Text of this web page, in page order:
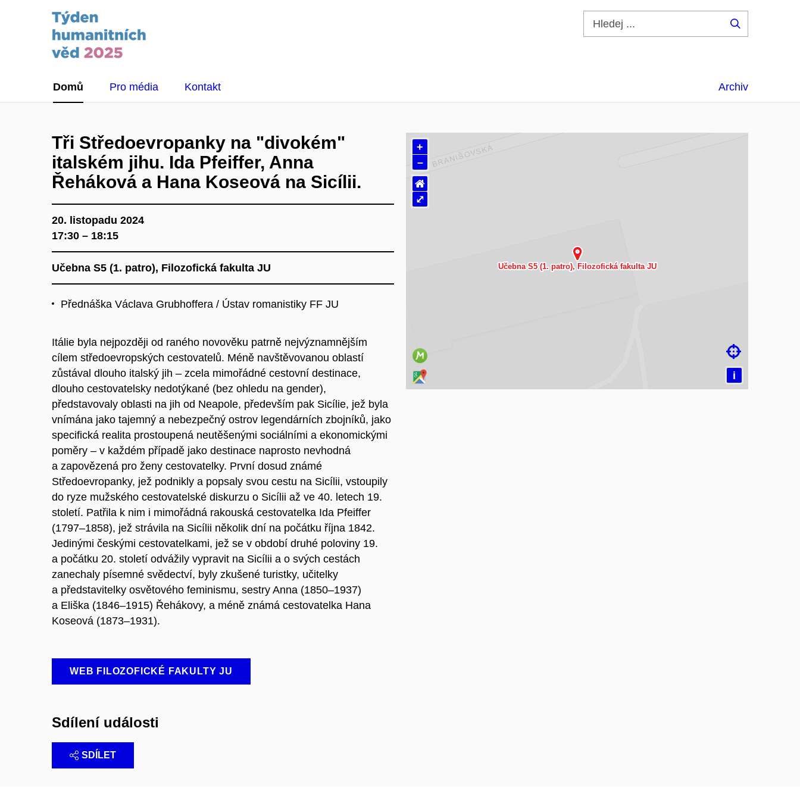
Domů Pro média Kontakt Archiv
Tři Středoevropanky na "divokém"
italském jihu. Ida Pfeiffer, Anna
Řeháková a Hana Koseová na Sicílii.
20. listopadu 2024
17:30 – 18:15
Učebna S5 (1. patro), Filozofická fakulta JU
Přednáška Václava Grubhoffera / Ústav romanistiky FF JU
Itálie byla nejpozději od raného novověku patrně nejvýznamnějším
cílem středoevropských cestovatelů. Méně navštěvovanou oblastí
zůstával dlouho italský jih – zcela mimořádné cestovní destinace,
dlouho cestovatelsky nedotýkané (bez ohledu na gender),
představovaly oblasti na jih od Neapole, především pak Sicílie, jež byla
vnímána jako tajemný a nebezpečný ostrov legendárních zbojníků, jako
specifická realita prostoupená neutěšenými sociálními a ekonomickými
poměry – v každém případě jako destinace naprosto nevhodná
a zapovězená pro ženy cestovatelky. První dosud známé
Středoevropanky, jež podnikly a popsaly svou cestu na Sicílii, vstoupily
do ryze mužského cestovatelské diskurzu o Sicílii až ve 40. letech 19.
století. Patřila k nim i mimořádná rakouská cestovatelka Ida Pfeiffer
(1797–1858), jež strávila na Sicílii několik dní na počátku října 1842.
Jedinými českými cestovatelkami, jež se v období druhé poloviny 19.
a počátku 20. století odvážily vypravit na Sicílii a o svých cestách
zanechaly písemné svědectví, byly zkušené turistky, učitelky
a představitelky osvětového feminismu, sestry Anna (1850–1937)
a Eliška (1846–1915) Řehákovy, a méně známá cestovatelka Hana
Koseová (1873–1931).
WEB FILOZOFICKÉ FAKULTY JU
Načítám mapu…
+
–
i

⌂
⤢
Sdílení události
SDÍLET